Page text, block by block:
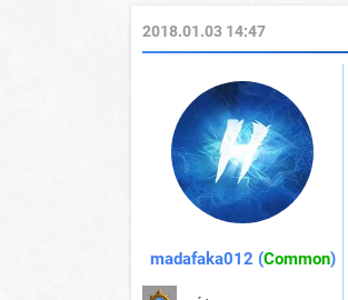
2018.01.03 14:47
madafaka012 (Common)